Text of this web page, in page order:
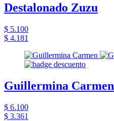
Destalonado Zuzu
$ 5.100
$ 4.181
Guillermina Carmen
$ 6.100
$ 3.361